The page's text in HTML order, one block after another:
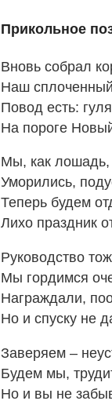
Прикольное
Вновь собрал
Наш
Повод есть:
На пороге
Мы, как лошадь,
Уморились,
Теперь будем
Лихо праздник
Руководство
Мы гордимся
Награждали,
Но и спуску не
Заверяем –
Будем мы,
Но и вы не